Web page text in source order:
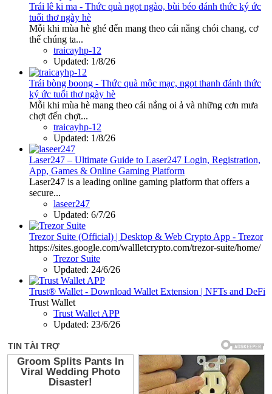
Trái lê ki ma - Thức quà ngọt ngào, bùi béo đánh thức ký ức
tuổi thơ ngày hè
Mỗi khi mùa hè ghé đến mang theo cái nắng chói chang, cơ
thể chúng ta...
traicayhp-12
Updated: 1/8/26
Trái bòng boong - Thức quà mộc mạc, ngọt thanh đánh thức
ký ức tuổi thơ ngày hè
Mỗi khi mùa hè mang theo cái nắng oi ả và những cơn mưa
chợt đến chợt...
traicayhp-12
Updated: 1/8/26
Laser247 – Ultimate Guide to Laser247 Login, Registration,
App, Games & Online Gaming Platform
Laser247 is a leading online gaming platform that offers a
secure...
laseer247
Updated: 6/7/26
Trezor Suite (Official) | Desktop & Web Crypto App - Trezor
https://sites.google.com/wallletcrypto.com/trezor-suite/home/
Trezor Suite
Updated: 24/6/26
Trust® Wallet - Download Wallet Extension | NFTs and DeFi
Trust Wallet
Trust Wallet APP
Updated: 23/6/26